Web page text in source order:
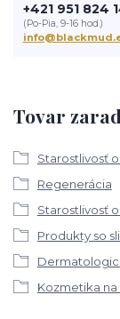
Tovar
Starostlivosť
Regenerácia
Starostlivosť
Produkty so
Kozmetika na
+421 951 824
(Po-Pia, 9-16 hod.)